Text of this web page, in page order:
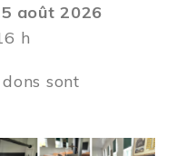
août 2026
h
sont